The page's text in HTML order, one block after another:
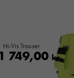
Hi-Vis Trouser
1 749,00 kr